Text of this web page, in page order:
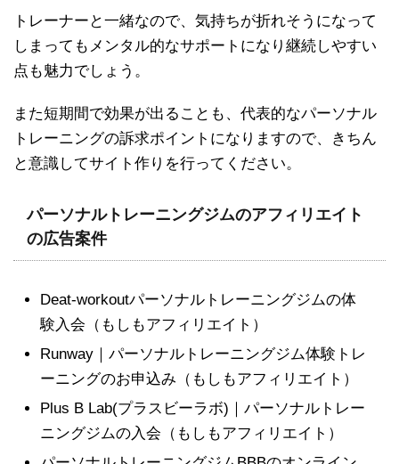
トレーナーと一緒なので、気持ちが折れそうになって
しまってもメンタル的なサポートになり継続しやすい
点も魅力でしょう。
また短期間で効果が出ることも、代表的なパーソナル
トレーニングの訴求ポイントになりますので、きちん
と意識してサイト作りを行ってください。
パーソナルトレーニングジムのアフィリエイト
の広告案件
Deat-workoutパーソナルトレーニングジムの体
験入会（もしもアフィリエイト）
Runway｜パーソナルトレーニングジム体験トレ
ーニングのお申込み（もしもアフィリエイト）
Plus B Lab(プラスビーラボ)｜パーソナルトレー
ニングジムの入会（もしもアフィリエイト）